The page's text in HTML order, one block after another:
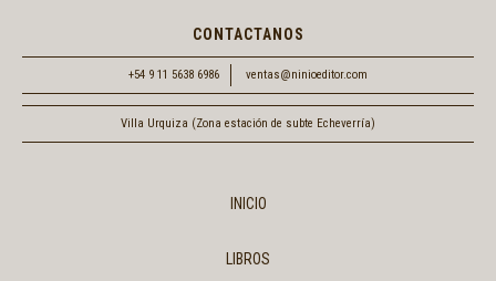
CONTACTANOS
+54 9 11 5638 6986 ventas@ninioeditor.com
Villa Urquiza (Zona estación de subte Echeverría)
INICIO
LIBROS